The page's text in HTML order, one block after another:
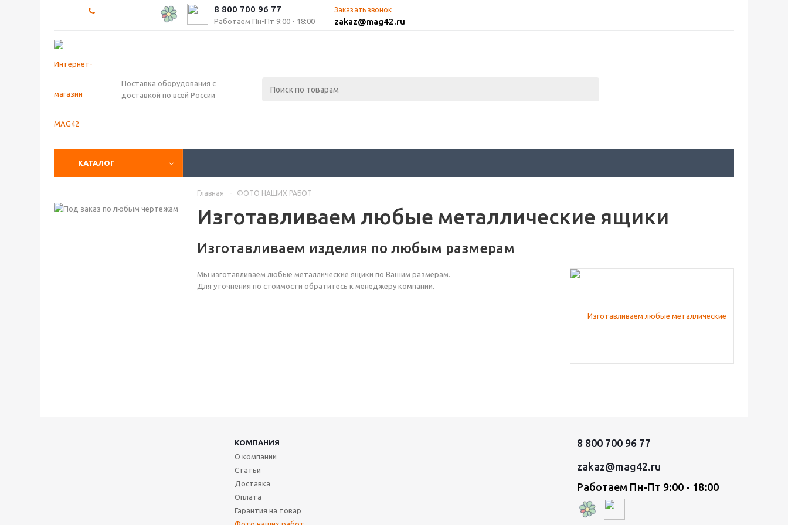
8 800 700 96 77
Работаем Пн-Пт 9:00 - 18:00
Заказать звонок
zakaz@mag42.ru
Поставка оборудования с
доставкой по всей России
КАТАЛОГ
Главная - ФОТО НАШИХ РАБОТ
Изготавливаем любые металлические ящики
Изготавливаем изделия по любым размерам
Мы изготавливаем любые металлические ящики по Вашим размерам.
Для уточнения по стоимости обратитесь к менеджеру компании.
КОМПАНИЯ
О компании
Статьи
Доставка
Оплата
Гарантия на товар
8 800 700 96 77
zakaz@mag42.ru
Работаем Пн-Пт 9:00 - 18:00